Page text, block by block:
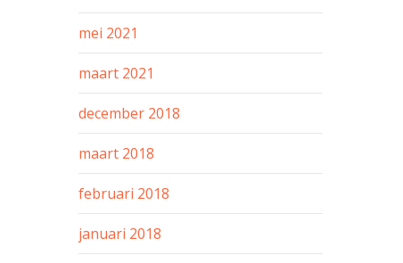
mei 2021
maart 2021
december 2018
maart 2018
februari 2018
januari 2018